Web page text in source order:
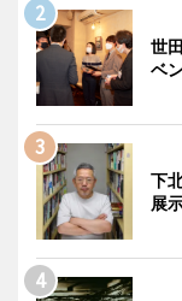
世
ベ
下
展